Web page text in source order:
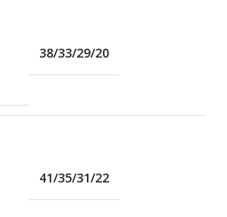
38/33/29/20
41/35/31/22